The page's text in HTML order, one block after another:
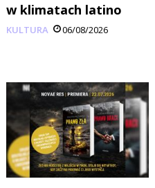
w klimatach latino
KULTURA 06/08/2026